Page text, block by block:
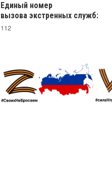
Единый номер
вызова экстренных служб:
112